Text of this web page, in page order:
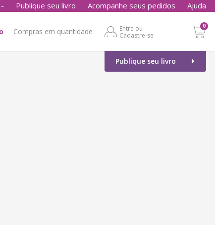
- Publique seu livro Acompanhe seus pedidos Ajuda
Compras em quantidade
Entre ou
Cadastre-se
0
Publique seu livro